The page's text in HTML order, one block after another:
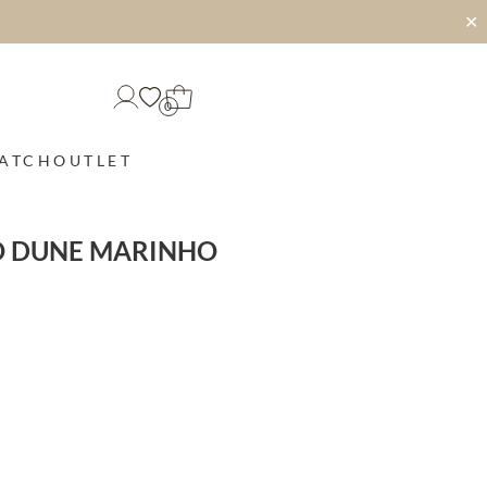
✕
0
OUTLET
DUNE MARINHO